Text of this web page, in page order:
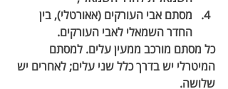
מסתם אבי העורקים (אאורטלי), בין
החדר השמאלי לאבי העורקים.
כל מסתם מורכב ממעין עלים. למסתם
המיטרלי יש בדרך כלל שני עלים; לאחרים יש
שלושה.